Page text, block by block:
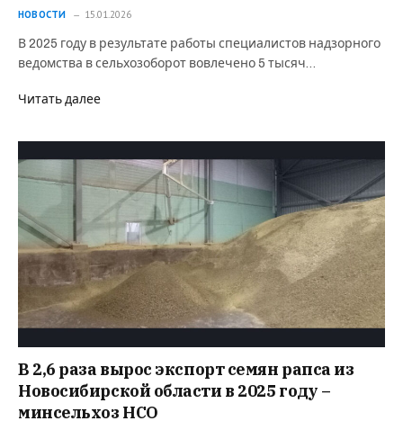
НОВОСТИ 15.01.2026
В 2025 году в результате работы специалистов надзорного
ведомства в сельхозоборот вовлечено 5 тысяч…
Читать далее
В 2,6 раза вырос экспорт семян рапса из
Новосибирской области в 2025 году –
минсельхоз НСО